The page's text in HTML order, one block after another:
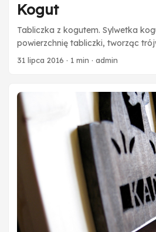
Kogut
Tabliczka z kogutem. Sylwetka
powierzchnię tabliczki, tworząc
podkreślenia efektu ptak został
31 lipca 2016 · 1 min · admin